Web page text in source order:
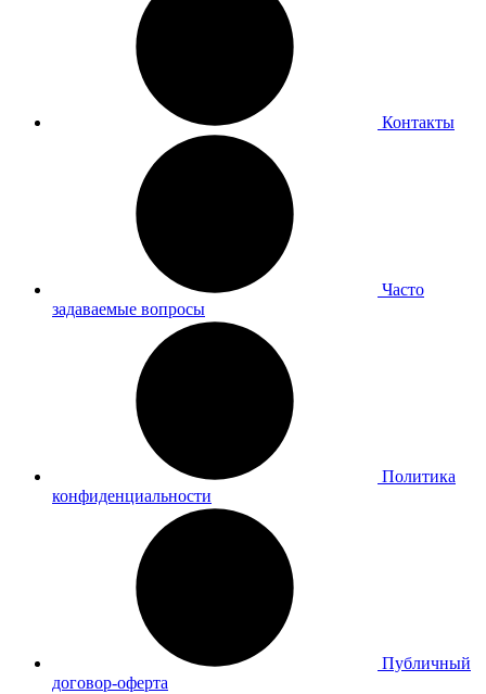
Контакты
Часто
задаваемые вопросы
Политика
конфиденциальности
Публичный
договор-оферта